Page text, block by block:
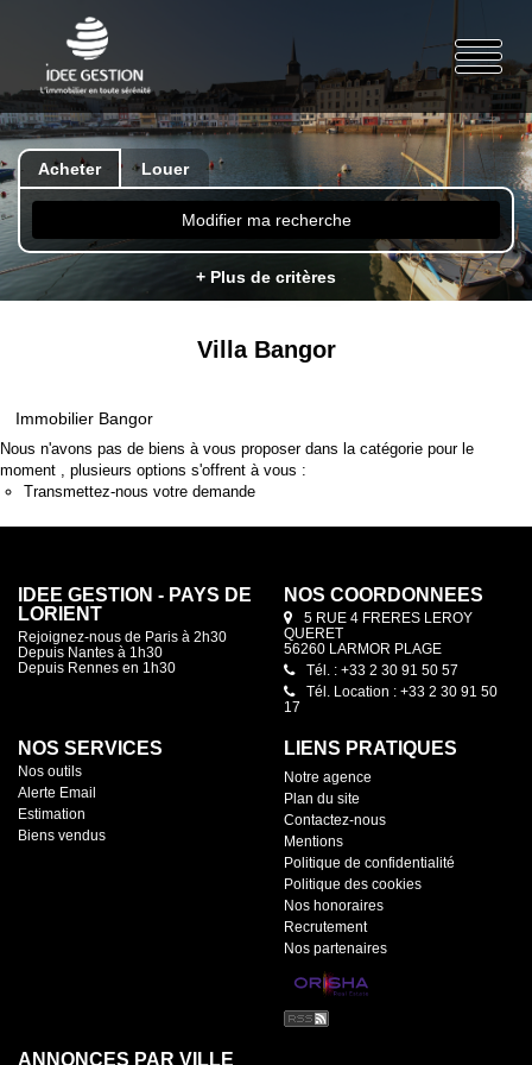
Acheter Louer
Modifier ma recherche
+ Plus de critères
Villa Bangor
Immobilier Bangor
Nous n'avons pas de biens à vous proposer dans la catégorie pour le
moment , plusieurs options s'offrent à vous :
Transmettez-nous votre demande
IDEE GESTION - PAYS DE
LORIENT
Rejoignez-nous de Paris à 2h30
Depuis Nantes à 1h30
Depuis Rennes en 1h30
NOS COORDONNÉES
5 RUE 4 FRERES LEROY
QUERET
56260 LARMOR PLAGE
Tél. : +33 2 30 91 50 57
Tél. Location : +33 2 30 91 50
17
NOS SERVICES
Nos outils
Alerte Email
Estimation
Biens vendus
LIENS PRATIQUES
Notre agence
Plan du site
Contactez-nous
Mentions
Politique de confidentialité
Politique des cookies
Nos honoraires
Recrutement
Nos partenaires
ANNONCES PAR VILLE